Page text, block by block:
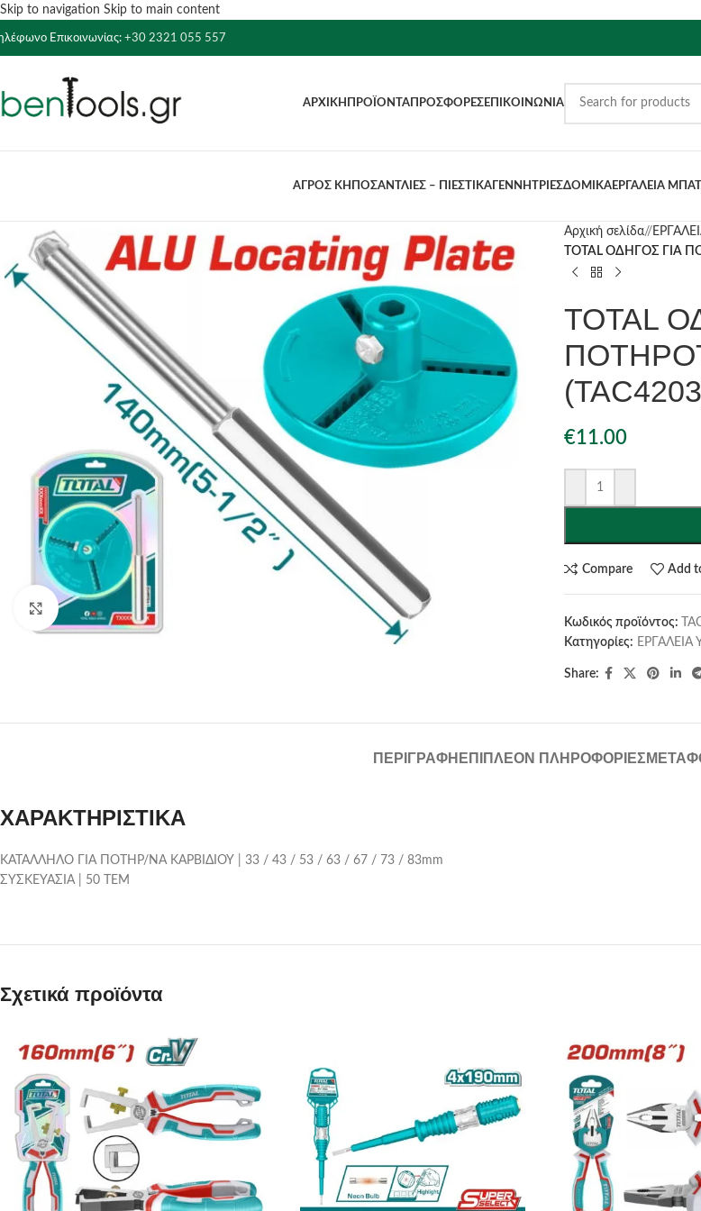
Skip to navigation Skip to main content
Επικοινωνίας: +30 2321 055 557
ΑΡΧΙΚΉ ΠΡΟΪΌΝΤΑ ΠΡΟΣΦΟΡΈΣΕΠΙΚΟΙΝΩΝΊΑ
ΑΓΡΟΣ ΚΗΠΟΣΑΝΤΛΙΕΣ – ΠΙΕΣΤΙΚΑ ΓΕΝΝΗΤΡΙΕΣΔΟΜΙΚΑΕΡΓΑΛΕΙΑ
Click to enlarge
Αρχική σελίδα/
TOTAL ΟΔΗΓΟΣ ΓΙΑ
TOTAL
€11.00
Compare Add
Κωδικός προϊόντος:
Κατηγορίες: ΕΡΓΑΛΕΙΑ
Share:
ΠΕΡΙΓΡΑΦΉ ΕΠΙΠΛΈΟΝ ΠΛΗΡΟΦΟΡΊΕΣ
ΧΑΡΑΚΤΗΡΙΣΤΙΚΑ
ΚΑΤΑΛΛΗΛΟ ΓΙΑ ΠΟΤΗΡ/ΝΑ ΚΑΡΒΙΔΙΟΥ | 33 / 43 / 53 / 63 / 67 / 73 / 83mm
ΣΥΣΚΕΥΑΣΙΑ | 50 ΤΕΜ
Σχετικά προϊόντα